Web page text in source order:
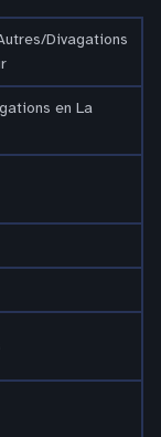
Divagations
en La